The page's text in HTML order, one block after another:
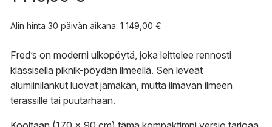
Alin hinta 30 päivän aikana: 1 149,00 €
Fred’s on moderni ulkopöytä, joka leittelee rennosti
klassisella piknik-pöydän ilmeellä. Sen leveät
alumiinilankut luovat jämäkän, mutta ilmavan ilmeen
terassille tai puutarhaan.